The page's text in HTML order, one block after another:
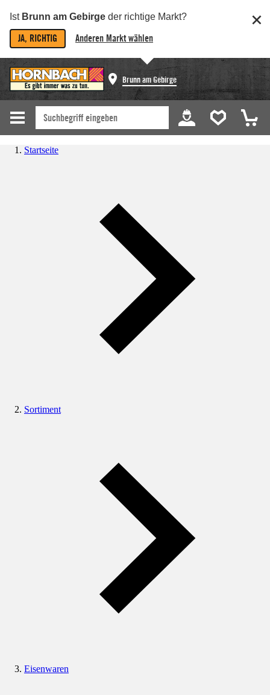
Ist Brunn am Gebirge der richtige Markt?
JA, RICHTIG Anderen Markt wählen
Brunn am Gebirge
Startseite
Sortiment
Eisenwaren